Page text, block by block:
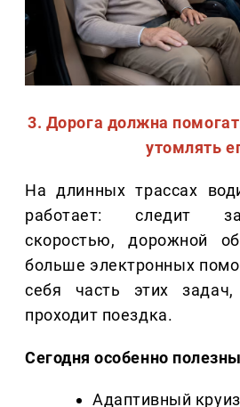
3. Дорога должна
утомлять
На длинных трассах
работает: следит
скоростью, дорожной
больше электронных
себя часть этих
проходит поездка.
Сегодня особенно
Адаптивный